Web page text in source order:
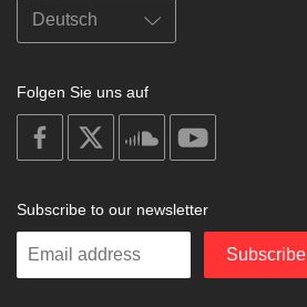
Folgen Sie uns auf
on
facebook
soundcloud
Subscribe to our newsletter
Enter
Subscribe